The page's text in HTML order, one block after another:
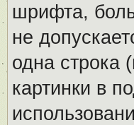
шрифта,
не
одна строка
картинки в